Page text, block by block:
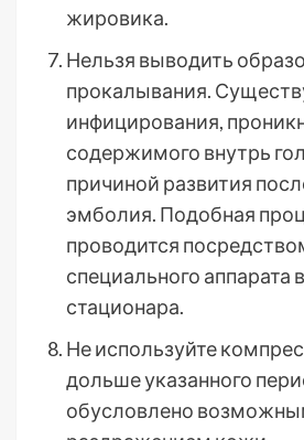
жировика.
Нельзя выводить
прокалывания.
инфицирования,
содержимого внутрь
причиной развития
эмболия. Подобная
проводится
специального аппарата
стационара.
Не используйте
дольше указанного
обусловлено